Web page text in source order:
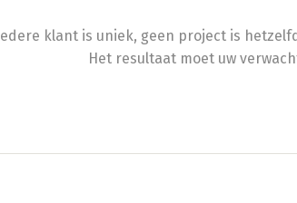
Iedere klant is uniek, geen project is
Het resultaat moet uw